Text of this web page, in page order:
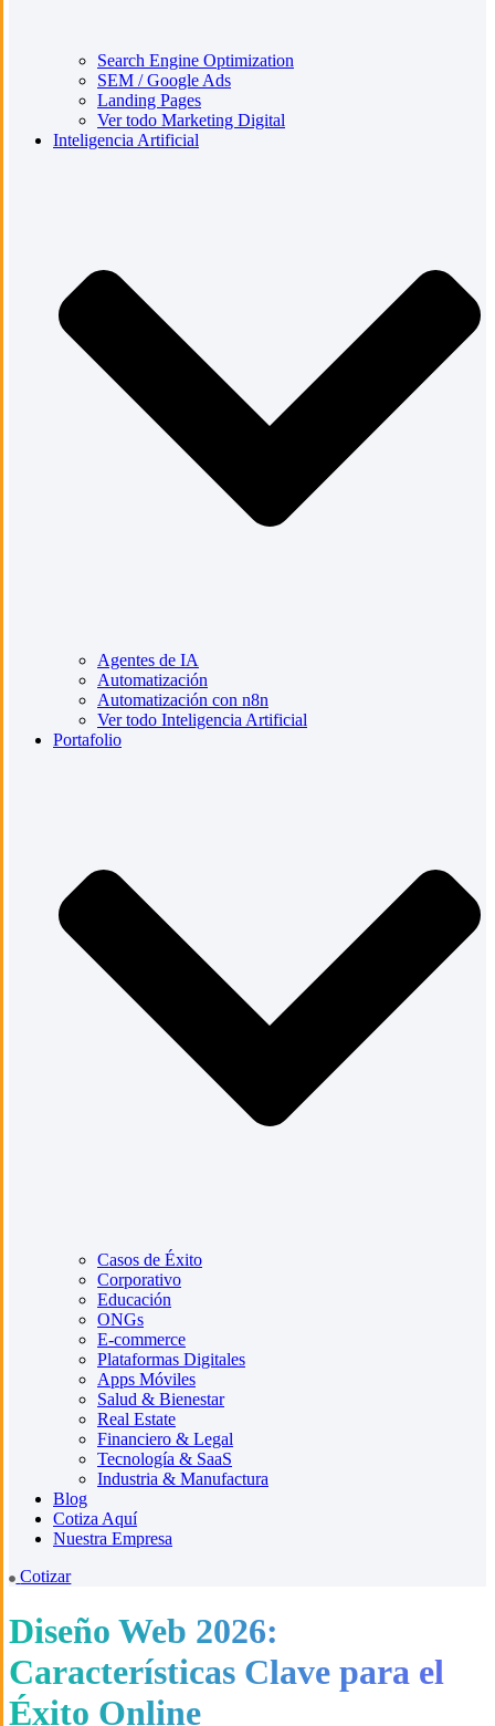
Search Engine Optimization
SEM / Google Ads
Landing Pages
Ver todo Marketing Digital
Inteligencia Artificial
Agentes de IA
Automatización
Automatización con n8n
Ver todo Inteligencia Artificial
Portafolio
Casos de Éxito
Corporativo
Educación
ONGs
E-commerce
Plataformas Digitales
Apps Móviles
Salud & Bienestar
Real Estate
Financiero & Legal
Tecnología & SaaS
Industria & Manufactura
Blog
Cotiza Aquí
Nuestra Empresa
Cotizar
Diseño Web 2026:
Características Clave para el
Éxito Online